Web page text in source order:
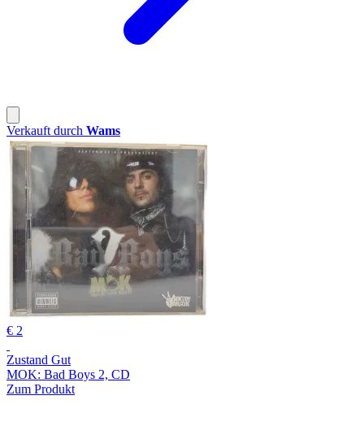
Verkauft durch Wams
€ 2
Zustand Gut
MOK: Bad Boys 2, CD
Zum Produkt